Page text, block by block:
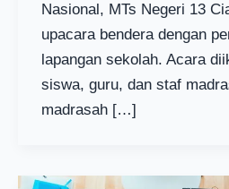
Nasional, MTs Negeri 13
upacara bendera dengan
lapangan sekolah. Acara
siswa, guru, dan staf
madrasah […]